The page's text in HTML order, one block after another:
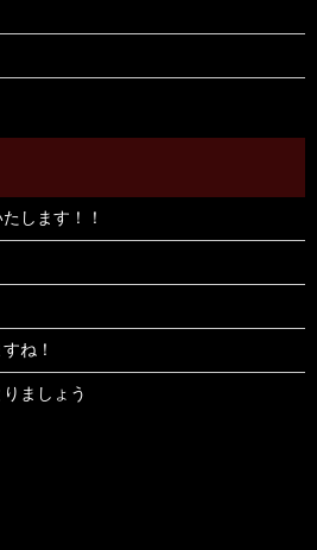
します！！
ね！
ましょう